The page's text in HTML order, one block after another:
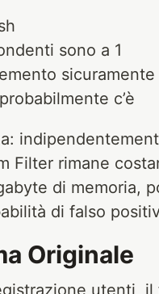
sono a 1
sicuramente
c’è
Filter rimane
di memoria,
di falso
Originale